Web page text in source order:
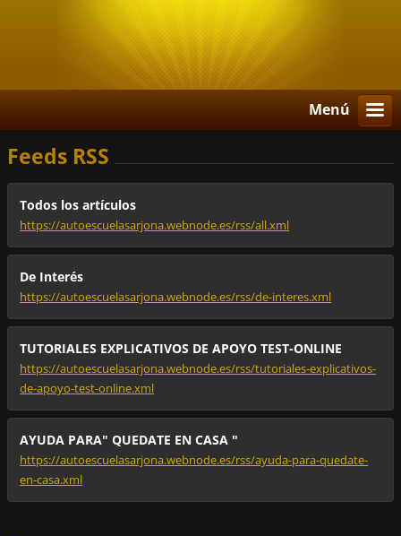
Menú
Feeds RSS
Todos los artículos
https://autoescuelasarjona.webnode.es/rss/all.xml
De Interés
https://autoescuelasarjona.webnode.es/rss/de-interes.xml
TUTORIALES EXPLICATIVOS DE APOYO TEST-ONLINE
https://autoescuelasarjona.webnode.es/rss/tutoriales-explicativos-
de-apoyo-test-online.xml
AYUDA PARA" QUEDATE EN CASA "
https://autoescuelasarjona.webnode.es/rss/ayuda-para-quedate-
en-casa.xml